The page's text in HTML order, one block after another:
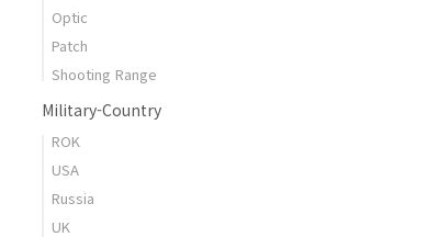
Optic
Patch
Shooting Range
Military-Country
ROK
USA
Russia
UK